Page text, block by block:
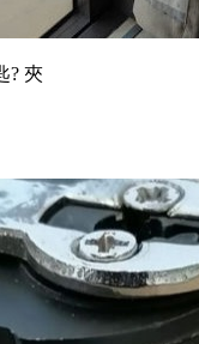
? 夾